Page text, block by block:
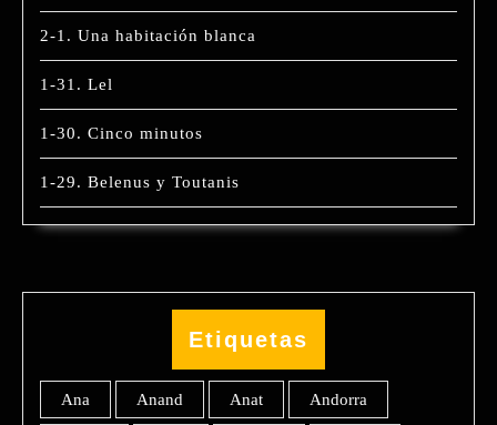
2-1. Una habitación blanca
1-31. Lel
1-30. Cinco minutos
1-29. Belenus y Toutanis
Etiquetas
Ana Anand Anat Andorra